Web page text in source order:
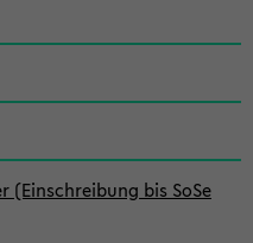
(Einschreibung bis SoSe